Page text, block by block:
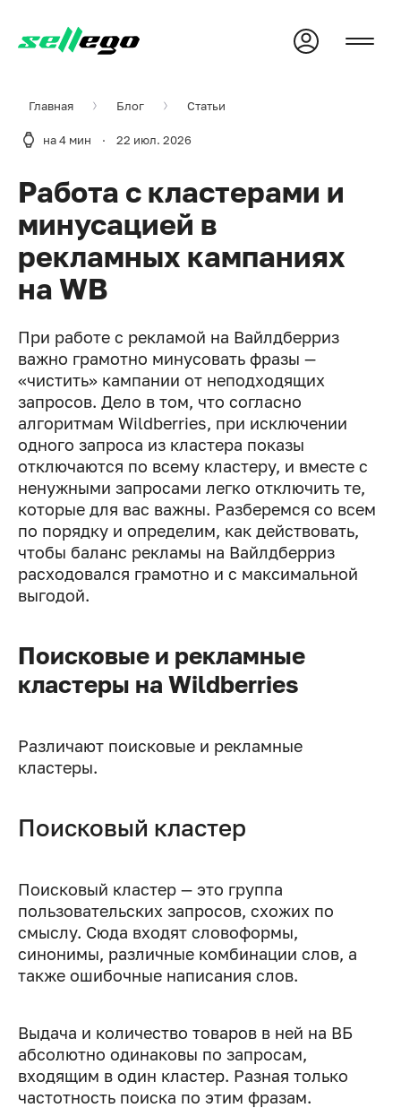
Главная Блог Статьи
на 4 мин · 22 июл. 2026
Работа с кластерами и
минусацией в
рекламных кампаниях
на WB
При работе с рекламой на Вайлдберриз
важно грамотно минусовать фразы —
«чистить» кампании от неподходящих
запросов. Дело в том, что согласно
алгоритмам Wildberries, при исключении
одного запроса из кластера показы
отключаются по всему кластеру, и вместе с
ненужными запросами легко отключить те,
которые для вас важны. Разберемся со всем
по порядку и определим, как действовать,
чтобы баланс рекламы на Вайлдберриз
расходовался грамотно и с максимальной
выгодой.
Поисковые и рекламные
кластеры на Wildberries
Различают поисковые и рекламные
кластеры.
Поисковый кластер
Поисковый кластер — это группа
пользовательских запросов, схожих по
смыслу. Сюда входят словоформы,
синонимы, различные комбинации слов, а
также ошибочные написания слов.
Выдача и количество товаров в ней на ВБ
абсолютно одинаковы по запросам,
входящим в один кластер. Разная только
частотность поиска по этим фразам.